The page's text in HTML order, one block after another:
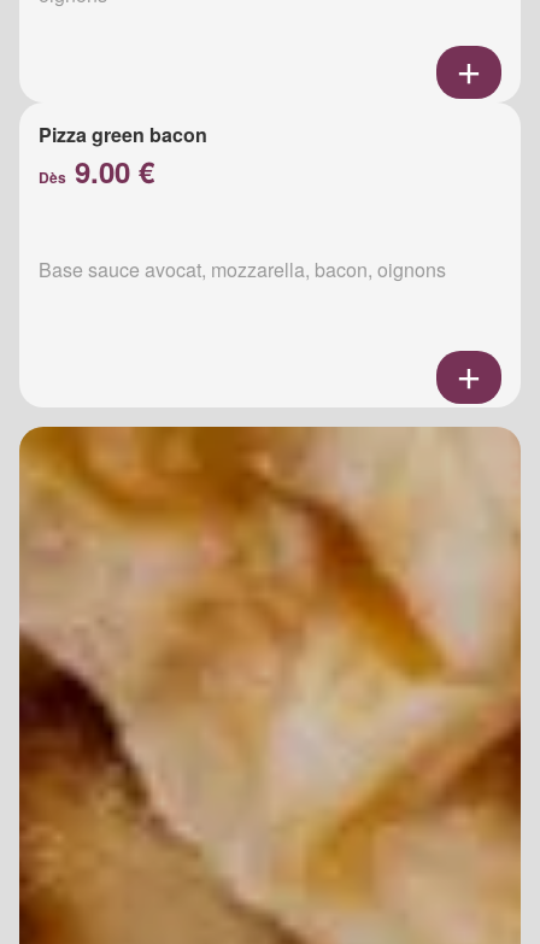
Pizza green bacon
Dès 9.00 €
Base sauce avocat, mozzarella, bacon, oignons